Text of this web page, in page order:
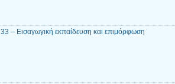
– Εισαγωγική εκπαίδευση και επιμόρφωση